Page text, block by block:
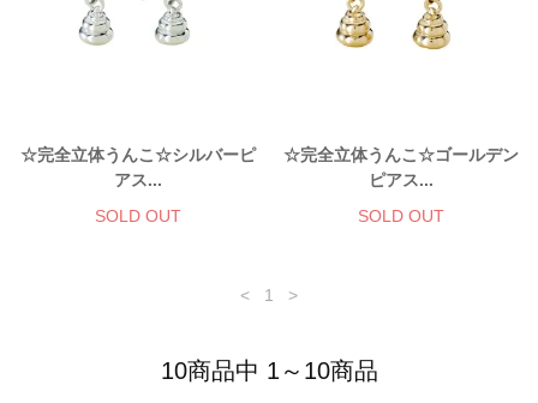
☆完全立体うんこ☆シルバーピ
アス...
SOLD OUT
☆完全立体うんこ☆ゴールデン
ピアス...
SOLD OUT
< 1 >
10商品中 1～10商品